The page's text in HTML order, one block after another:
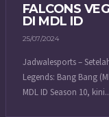
FALCONS
DI MDL ID
25/07/2024
Jadwalesports –
Legends: Bang Bang
MDL ID Season 10,